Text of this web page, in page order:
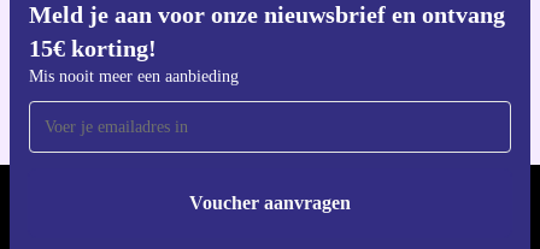
Meld je aan voor onze nieuwsbrief en ontvang
15€ korting!
Mis nooit meer een aanbieding
Voucher aanvragen
Download de refurbed app
REFURBED NEDERLAND - RETHINK NEW.